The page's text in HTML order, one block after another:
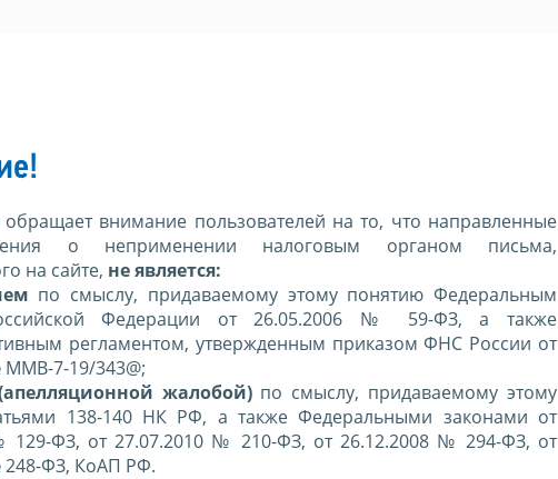
внимание пользователей на то, что направленные
о неприменении налоговым органом письма,
на сайте, не является:
по смыслу, придаваемому этому понятию Федеральным
Федерации от 26.05.2006 № 59-ФЗ, а также
регламентом, утвержденным приказом ФНС России от
7-19/343@;
жалобой)по смыслу, придаваемому этому
138-140 НК РФ, а также Федеральными законами от
129-ФЗ, от 27.07.2010 № 210-ФЗ, от 26.12.2008 № 294-ФЗ, от
248-ФЗ, КоАП РФ.